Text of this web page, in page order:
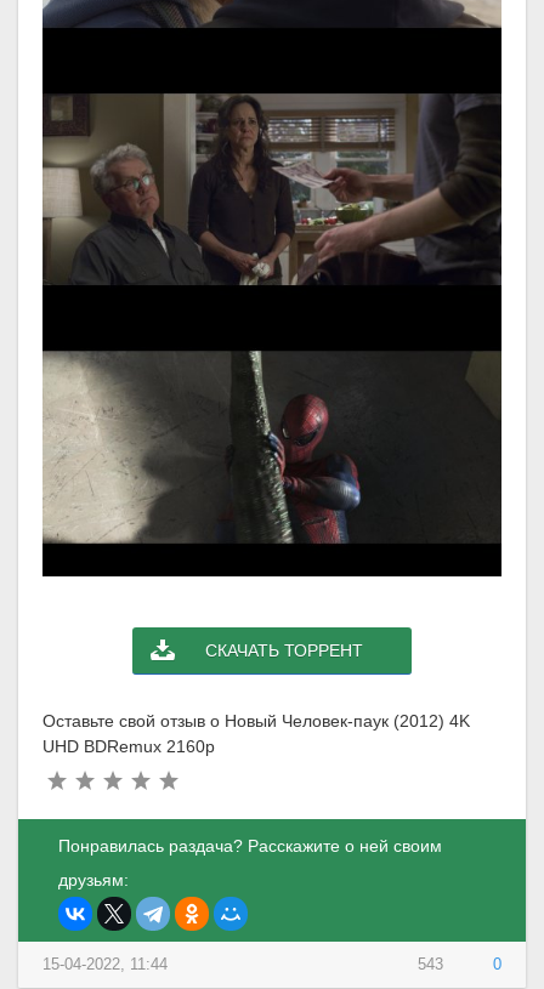
СКАЧАТЬ ТОРРЕНТ
Оставьте свой отзыв о Новый Человек-паук (2012) 4K
UHD BDRemux 2160p
Понравилась раздача? Расскажите о ней своим
друзьям:
543 0
15-04-2022, 11:44